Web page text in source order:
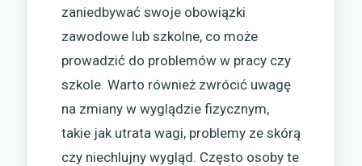
zaniedbywać swoje obowiązki
zawodowe lub szkolne, co może
prowadzić do problemów w pracy czy
szkole. Warto również zwrócić uwagę
na zmiany w wyglądzie fizycznym,
takie jak utrata wagi, problemy ze skórą
czy niechlujny wygląd. Często osoby te